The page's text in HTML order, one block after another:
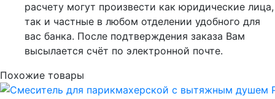
расчету могут произвести как юридические лица,
так и частные в любом отделении удобного для
вас банка. После подтверждения заказа Вам
высылается счёт по электронной почте.
Похожие товары